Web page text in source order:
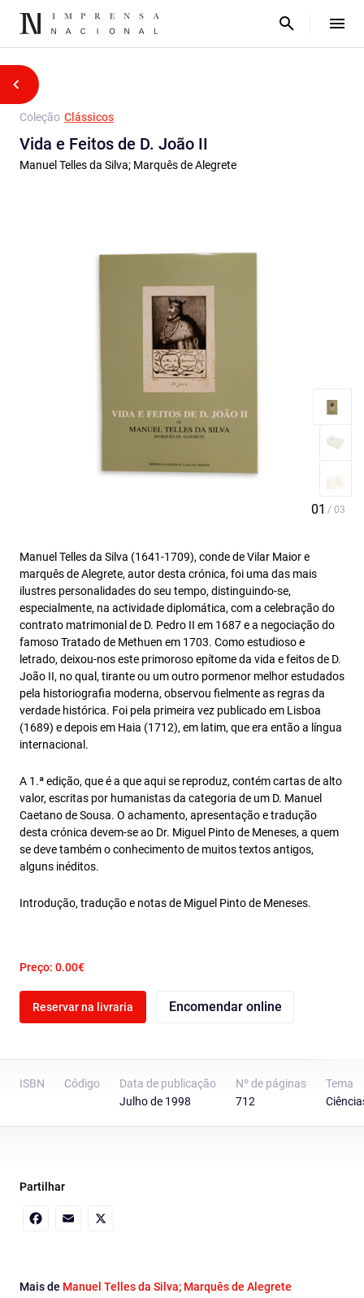
Coleção Clássicos
Vida e Feitos de D. João II
Manuel Telles da Silva; Marquês de Alegrete
Manuel Telles da Silva (1641-1709), conde de Vilar Maior e
marquês de Alegrete, autor desta crónica, foi uma das mais
ilustres personalidades do seu tempo, distinguindo-se,
especialmente, na actividade diplomática, com a celebração do
contrato matrimonial de D. Pedro II em 1687 e a negociação do
famoso Tratado de Methuen em 1703. Como estudioso e
letrado, deixou-nos este primoroso epítome da vida e feitos de D.
João II, no qual, tirante ou um outro pormenor melhor estudados
pela historiografia moderna, observou fielmente as regras da
verdade histórica. Foi pela primeira vez publicado em Lisboa
(1689) e depois em Haia (1712), em latim, que era então a língua
internacional.
A 1.ª edição, que é a que aqui se reproduz, contém cartas de alto
valor, escritas por humanistas da categoria de um D. Manuel
Caetano de Sousa. O achamento, apresentação e tradução
desta crónica devem-se ao Dr. Miguel Pinto de Meneses, a quem
se deve também o conhecimento de muitos textos antigos,
alguns inéditos.
Introdução, tradução e notas de Miguel Pinto de Meneses.
Preço: 0.00€
Reservar na livraria Encomendar online
ISBN Código
Data de publicação
Julho de 1998
Nº de páginas
712
Tema
Partilhar
Mais de Manuel Telles da Silva; Marquês de Alegrete